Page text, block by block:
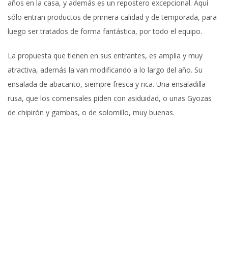
años en la casa, y además es un repostero excepcional. Aquí
sólo entran productos de primera calidad y de temporada, para
luego ser tratados de forma fantástica, por todo el equipo.
La propuesta que tienen en sus entrantes, es amplia y muy
atractiva, además la van modificando a lo largo del año. Su
ensalada de abacanto, siempre fresca y rica. Una ensaladilla
rusa, que los comensales piden con asiduidad, o unas Gyozas
de chipirón y gambas, o de solomillo, muy buenas.